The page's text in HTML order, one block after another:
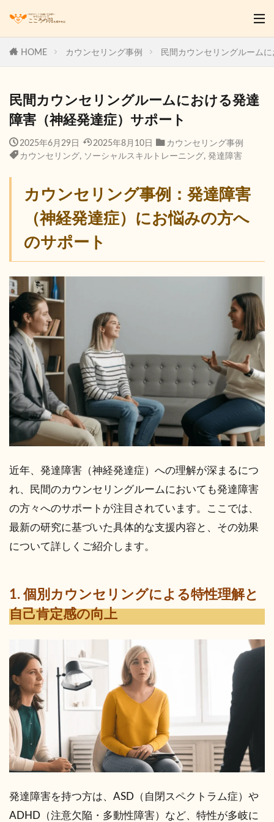
HOME カウンセリング事例 民間カウンセリングルーム
民間カウンセリングルームにおける発達
障害（神経発達症）サポート
2025年6月29日 2025年8月10日
カウンセリング事例
カウンセリング, ソーシャルスキルトレーニング, 発達障害
カウンセリング事例：発達障害
（神経発達症）にお悩みの方へ
のサポート
近年、発達障害（神経発達症）への理解が深まるにつ
れ、民間のカウンセリングルームにおいても発達障害
の方々へのサポートが注目されています。ここでは、
最新の研究に基づいた具体的な支援内容と、その効果
について詳しくご紹介します。
1. 個別カウンセリングによる特性理解と
自己肯定感の向上
発達障害を持つ方は、ASD（自閉スペクトラム症）や
ADHD（注意欠陥・多動性障害）など、特性が多岐に